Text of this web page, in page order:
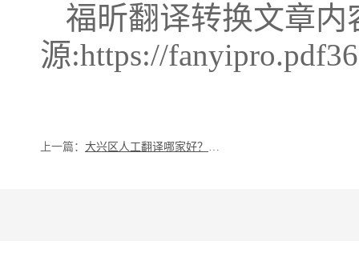
福昕翻译转换文章内
源:https://
上一篇： 大兴区人工翻译哪家好？怎么选择翻译公司？